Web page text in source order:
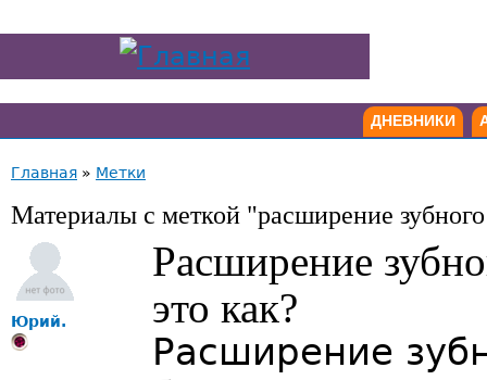
ДНЕВНИКИ
Главная » Метки
Материалы с меткой "расширение
Юрий.
Расширение
это как?
Расширение